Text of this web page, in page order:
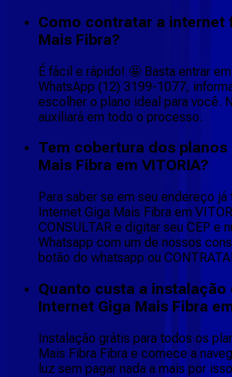
Como contratar a internet
Mais Fibra?
É fácil e rápido! 🤩 Basta entrar
WhatsApp (12) 3199-1077,
escolher o plano ideal para você.
auxiliará em todo o processo.
Tem cobertura dos
Mais Fibra em VITORIA?
Para saber se em seu endereço
Internet Giga Mais Fibra em
CONSULTAR e digitar seu CEP e
Whatsapp com um de nossos
botão do whatsapp ou
Quanto custa a instalação
Internet Giga Mais Fibra
Instalação grátis para todos os
Mais Fibra Fibra e comece a
luz sem pagar nada a mais por